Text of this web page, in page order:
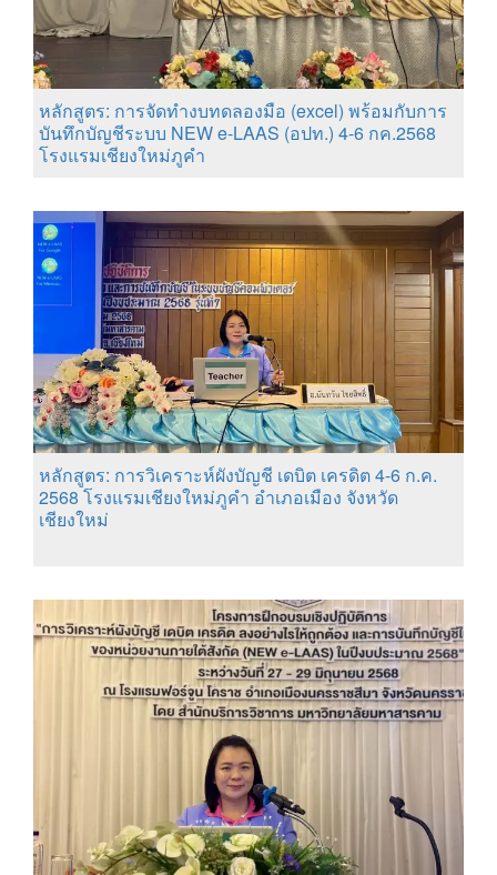
หลักสูตร: การจัดทำงบทดลองมือ (excel) พร้อมกับการ
บันทึกบัญชีระบบ NEW e-LAAS (อปท.) 4-6 กค.2568
โรงแรมเชียงใหม่ภูคำ
หลักสูตร: การวิเคราะห์ผังบัญชี เดบิต เครดิต 4-6 ก.ค.
2568 โรงแรมเชียงใหม่ภูคำ อำเภอเมือง จังหวัด
เชียงใหม่